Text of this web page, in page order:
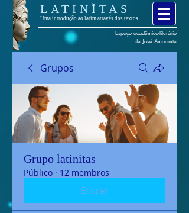
LATINĬTAS
Uma introdução ao latim através dos textos
Espaço acadêmico-literário
de José Amarante
Grupos
Grupo latinitas
Público · 12 membros
Entrar